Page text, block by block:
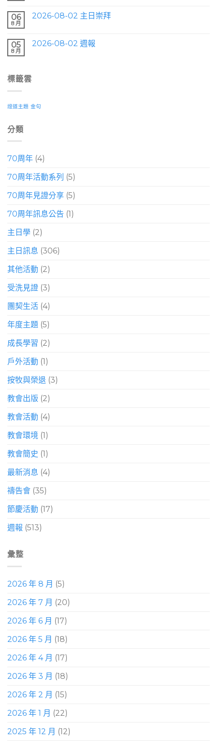
06
8 月
2026-08-02 主日崇拜
05
8 月
2026-08-02 週報
標籤雲
證道主題 金句
分類
70周年 (4)
70周年活動系列 (5)
70周年見證分享 (5)
70周年訊息公告 (1)
主日學 (2)
主日訊息 (306)
其他活動 (2)
受洗見證 (3)
團契生活 (4)
年度主題 (5)
成長學習 (2)
戶外活動 (1)
按牧與榮退 (3)
教會出版 (2)
教會活動 (4)
教會環境 (1)
教會簡史 (1)
最新消息 (4)
禱告會 (35)
節慶活動 (17)
週報 (513)
彙整
2026 年 8 月 (5)
2026 年 7 月 (20)
2026 年 6 月 (17)
2026 年 5 月 (18)
2026 年 4 月 (17)
2026 年 3 月 (18)
2026 年 2 月 (15)
2026 年 1 月 (22)
2025 年 12 月 (12)